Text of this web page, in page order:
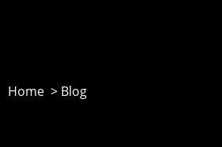
Home > Blog